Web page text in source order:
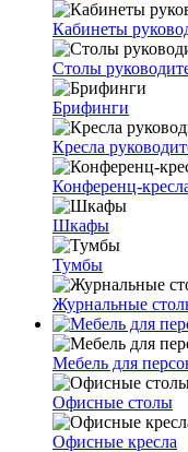
Кабинеты
Столы
Брифинги
Кресла
Конференц-
Шкафы
Тумбы
Журнальные
Мебель для
Офисные столы
Офисные кресла